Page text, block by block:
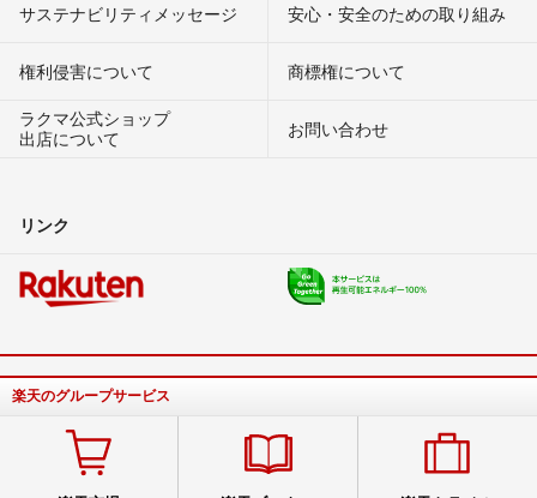
サステナビリティメッセージ 安心・安全のための取り組み
権利侵害について
商標権について
ラクマ公式ショップ
出店について
お問い合わせ
リンク
楽天のグループサービス